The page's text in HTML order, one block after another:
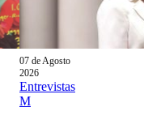
07 de Agosto
2026
Entrevistas
M